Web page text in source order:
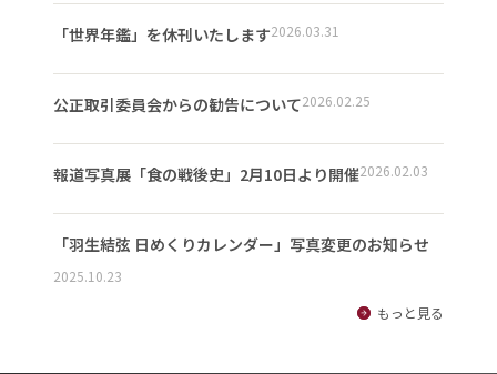
「世界年鑑」を休刊いたします2026.03.31
公正取引委員会からの勧告について2026.02.25
報道写真展「食の戦後史」2月10日より開催2026.02.03
「羽生結弦 日めくりカレンダー」写真変更のお知らせ
2025.10.23
もっと見る